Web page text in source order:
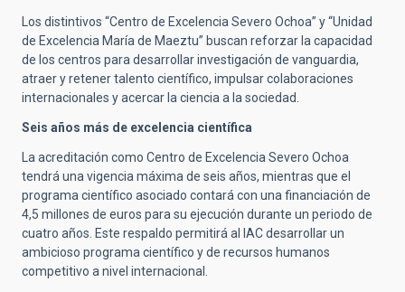
Los distintivos “Centro de Excelencia Severo Ochoa” y “Unidad
de Excelencia María de Maeztu” buscan reforzar la capacidad
de los centros para desarrollar investigación de vanguardia,
atraer y retener talento científico, impulsar colaboraciones
internacionales y acercar la ciencia a la sociedad.
Seis años más de excelencia científica
La acreditación como Centro de Excelencia Severo Ochoa
tendrá una vigencia máxima de seis años, mientras que el
programa científico asociado contará con una financiación de
4,5 millones de euros para su ejecución durante un periodo de
cuatro años. Este respaldo permitirá al IAC desarrollar un
ambicioso programa científico y de recursos humanos
competitivo a nivel internacional.